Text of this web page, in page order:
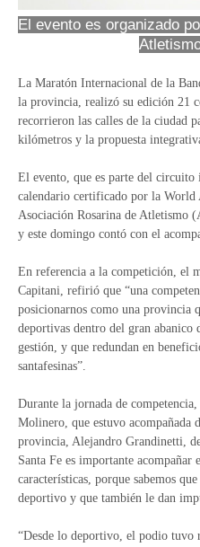
El evento es organizado
La Maratón Internacional de la
la provincia, realizó su edición 21
recorrieron las calles de la ciudad
kilómetros y la propuesta
El evento, que es parte del circuito
calendario certificado por la World
Asociación Rosarina de Atletismo
y este domingo contó con el
En referencia a la competición, el
Capitani, refirió que “una
posicionarnos como una provincia
deportivas dentro del gran abanico
gestión, y que redundan en
santafesinas”.
Durante la jornada de
Molinero, que estuvo acompañada
provincia, Alejandro Grandinetti,
Santa Fe es importante acompañar
características, porque sabemos
deportivo y que también le dan
“Desde lo deportivo, el podio tuvo